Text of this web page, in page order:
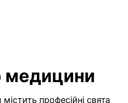
медицини
професійні свята